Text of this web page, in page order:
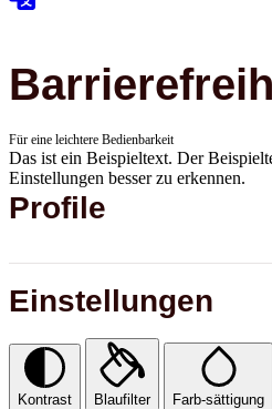
Für eine leichtere Bedienbarkeit
Das ist ein Beispieltext. Der
Einstellungen besser zu erkennen.
Profile
Einstellungen
Kontrast Blaufilter Farb-sättigung